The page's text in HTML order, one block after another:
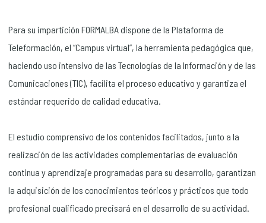
Para su impartición FORMALBA dispone de la Plataforma de
Teleformación, el “Campus virtual”, la herramienta pedagógica que,
haciendo uso intensivo de las Tecnologías de la Información y de las
Comunicaciones (TIC), facilita el proceso educativo y garantiza el
estándar requerido de calidad educativa.
El estudio comprensivo de los contenidos facilitados, junto a la
realización de las actividades complementarias de evaluación
continua y aprendizaje programadas para su desarrollo, garantizan
la adquisición de los conocimientos teóricos y prácticos que todo
profesional cualificado precisará en el desarrollo de su actividad.